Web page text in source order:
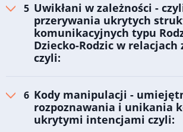
Uwikłani w zależności -
przerywania ukrytych
komunikacyjnych typu
Dziecko-Rodzic w
czyli:
Kody manipulacji -
rozpoznawania i unikania
ukrytymi intencjami czyli: